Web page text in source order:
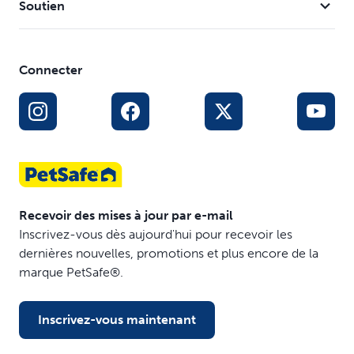
Soutien
Connecter
Recevoir des mises à jour par e-mail
Inscrivez-vous dès aujourd'hui pour recevoir les
dernières nouvelles, promotions et plus encore de la
marque PetSafe®.
Inscrivez-vous maintenant